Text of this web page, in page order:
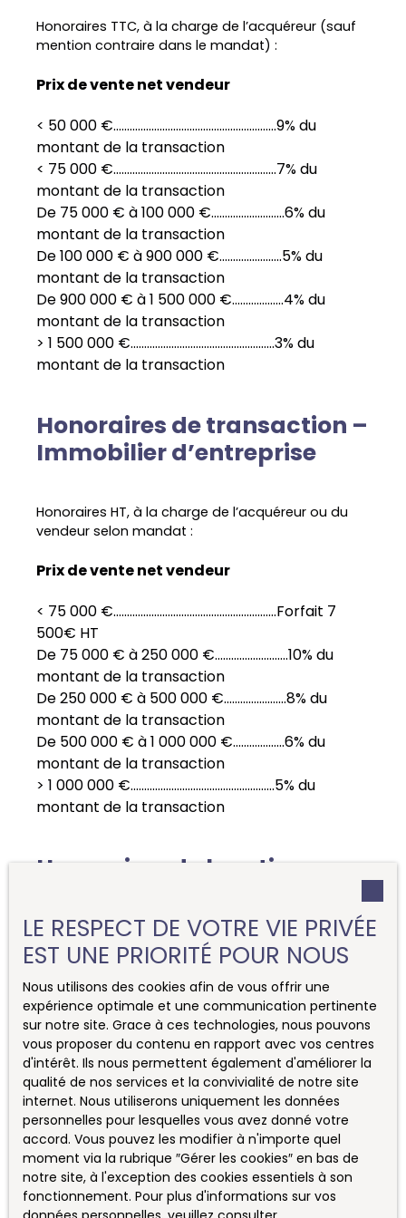
Honoraires TTC, à la charge de l’acquéreur (sauf
mention contraire dans le mandat) :
Prix de vente net vendeur
< 50 000 €............................................................9% du
montant de la transaction
< 75 000 €............................................................7% du
montant de la transaction
De 75 000 € à 100 000 €...........................6% du
montant de la transaction
De 100 000 € à 900 000 €.......................5% du
montant de la transaction
De 900 000 € à 1 500 000 €...................4% du
montant de la transaction
> 1 500 000 €.....................................................3% du
montant de la transaction
Honoraires de transaction –
Immobilier d’entreprise
Honoraires HT, à la charge de l’acquéreur ou du
vendeur selon mandat :
Prix de vente net vendeur
< 75 000 €............................................................Forfait 7
500€ HT
De 75 000 € à 250 000 €...........................10% du
montant de la transaction
De 250 000 € à 500 000 €.......................8% du
montant de la transaction
De 500 000 € à 1 000 000 €...................6% du
montant de la transaction
> 1 000 000 €.....................................................5% du
montant de la transaction
Honoraires de location
A la charge du locataire et du bailleur:
Visite, constitution dossier, rédaction
bail.........................10€/m2 habitable
Etat des
lieux...........................................................................................3€/m2
habitable
Honoraires de coordination
de travaux
LE RESPECT DE VOTRE VIE PRIVÉE
EST UNE PRIORITÉ POUR NOUS
Nous utilisons des cookies afin de vous offrir une
expérience optimale et une communication pertinente
sur notre site. Grace à ces technologies, nous pouvons
vous proposer du contenu en rapport avec vos centres
d'intérêt. Ils nous permettent également d'améliorer la
qualité de nos services et la convivialité de notre site
internet. Nous utiliserons uniquement les données
personnelles pour lesquelles vous avez donné votre
accord. Vous pouvez les modifier à n'importe quel
moment via la rubrique ″Gérer les cookies″ en bas de
notre site, à l'exception des cookies essentiels à son
fonctionnement. Pour plus d'informations sur vos